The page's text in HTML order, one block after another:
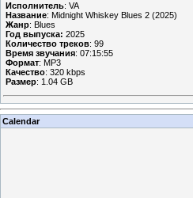
Исполнитель: VA
Название: Midnight Whiskey Blues 2 (2025)
Жанр: Blues
Год выпуска: 2025
Количество треков: 99
Время звучания: 07:15:55
Формат: MP3
Качество: 320 kbps
Размер: 1.04 GB
Calendar